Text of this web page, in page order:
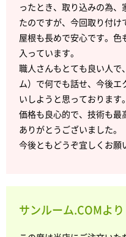
ったとき、取り込みの為
たのですが、今回取り付け
屋根も長めで安心です。
入っています。
職人さんもとても良い人で
ム）で何でも話せ、今後
いしようと思っております。
価格も良心的で、技術も最
ありがとうございました。
今後ともどうぞ宜しくお願
サンルーム.COMより